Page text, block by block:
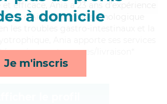
à domicile
Je m'inscris
et efficace, Ania a 23 ans d'expérience
d'Aide Médico-Psychologique
ménage et courses/livraison*